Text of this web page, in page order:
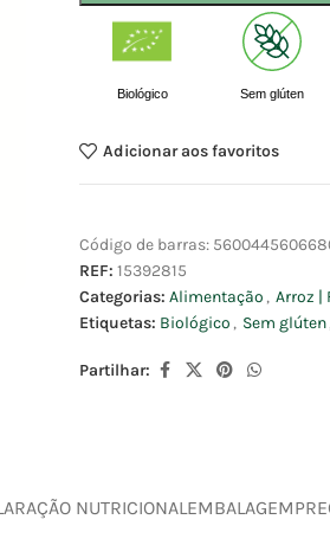
Biológico Sem glúten
Adicionar aos favoritos
Código de barras:
REF: 15392815
Categorias: Alimentação , Arroz |
Etiquetas: Biológico , Sem glúten
Partilhar:
NUTRICIONAL EMBALAGEM